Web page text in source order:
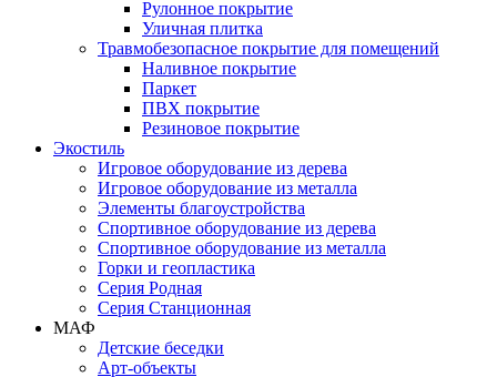
Рулонное покрытие
Уличная плитка
Травмобезопасное покрытие для помещений
Наливное покрытие
Паркет
ПВХ покрытие
Резиновое покрытие
Экостиль
Игровое оборудование из дерева
Игровое оборудование из металла
Элементы благоустройства
Спортивное оборудование из дерева
Спортивное оборудование из металла
Горки и геопластика
Серия Родная
Серия Станционная
МАФ
Детские беседки
Арт-объекты